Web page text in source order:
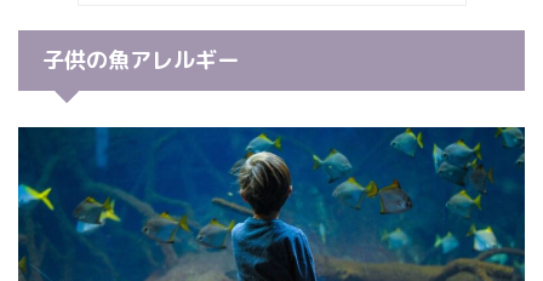
子供の魚アレルギー